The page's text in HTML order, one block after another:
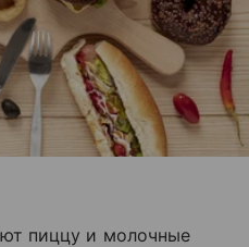
пиццу и молочные